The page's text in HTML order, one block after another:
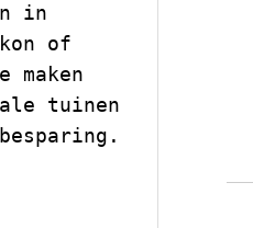
in
of
tuinen